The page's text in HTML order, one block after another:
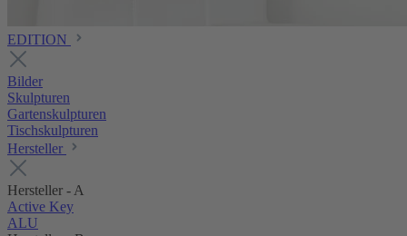
EDITION
Bilder
Skulpturen
Gartenskulpturen
Tischskulpturen
Hersteller
Hersteller - A
Active Key
ALU